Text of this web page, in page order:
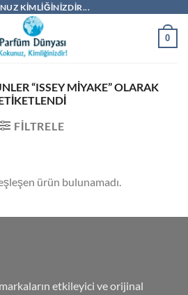
KIMLIĞINIZDIR...
0
“ISSEY MIYAKE” OLARAK
FILTRELE
ürün bulunamadı.
etkileyici ve orijinal